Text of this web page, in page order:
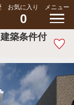
お気に入り
0
メニュー
築条件付